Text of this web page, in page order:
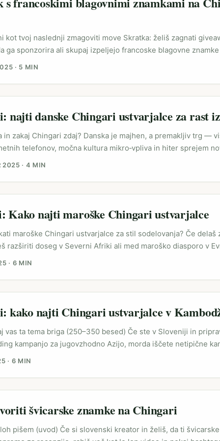
kot tvoj naslednji zmagoviti move Skratka: želiš zagnati
ga sponzorira ali skupaj izpeljejo francoske blagovne
preko platforme Chingari? To ni le hladna outreach
smo navajeni delati z EU znamkami prek Instagrama in
ekosistem — kreatorji, kulturni signali, in format videov, ki
znamka razdeli game keye (serijske kode za igre),
in primaren kanal distribucije (Chingari video + morebitni
· 5 MIN
najti danske Chingari ustvarjalce za rast
in zakaj Chingari zdaj? Danska je majhen, a premakljiv trg —
telefonov, močna kultura mikro‑vpliva in hiter sprejem
momentih. Če želite product‑led growth, potrebujete
letu privablja ustvarjalce, ki hočejo eksperimentirati z
to opažajo tudi trendi v širši medijski krajini —
interesih in hype‑kulturah (vir: AnalyticsInsight), ter premiki
kjer regionalni dogodki poganjajo angažma (vir: Bild). Te
danskih mikro‑ustvarjalcev: iščite ustvarjalce, ki že
2025 · 4 MIN
Kako najti maroške Chingari ustvarjalce
maroške Chingari ustvarjalce za stil sodelovanja? Če delaš
razširiti doseg v Severni Afriki ali med maroško diasporo v
desettisočevih kratkih video platform — lokalni ustvarjalci
z močno vizualno provokacijo in arhivskimi referencami —
ki mešajo ikonične silhuete z novimi glasbenimi in
ki znajo interpretirati vibe vašega branda, imajo več
vplivneži. ...
· 6 MIN
kako najti Chingari ustvarjalce v
vas ta tema briga (250–350 besed) Če ste v Sloveniji in
kampanjo za jugovzhodno Azijo, morda iščete netipične
izmed njih. V praksi to pomeni ciljati lokalne ustvarjalce na
ali postane še ena neopažena objava. ...
· 6 MIN
švicarske znamke na Chingari
pišem (uvod) Če si slovenski kreator in želiš, da ti